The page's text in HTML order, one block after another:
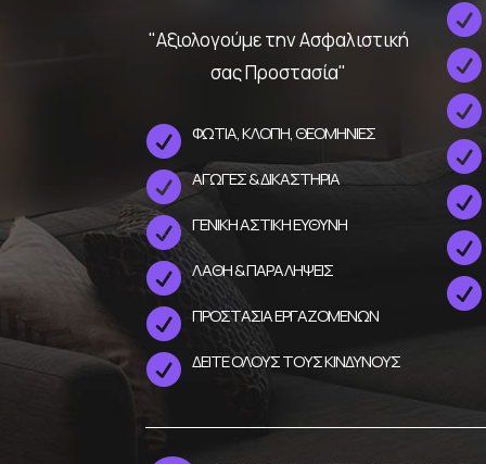
"Αξιολογούμε την Ασφαλιστική
σας Προστασία"
 ΦΩΤΙΑ, ΚΛΟΠΗ, ΘΕΟΜΗΝΙΕΣ
 ΑΓΩΓΕΣ & ΔΙΚΑΣΤΗΡΙΑ
 ΓΕΝΙΚΗ ΑΣΤΙΚΗ ΕΥΘΥΝΗ
 ΛΑΘΗ & ΠΑΡΑΛΗΨΕΙΣ
 ΠΡΟΣΤΑΣΙΑ ΕΡΓΑΖΟΜΕΝΩΝ
 ΔΕΙΤΕ ΟΛΟΥΣ ΤΟΥΣ ΚΙΝΔΥΝΟΥΣ






